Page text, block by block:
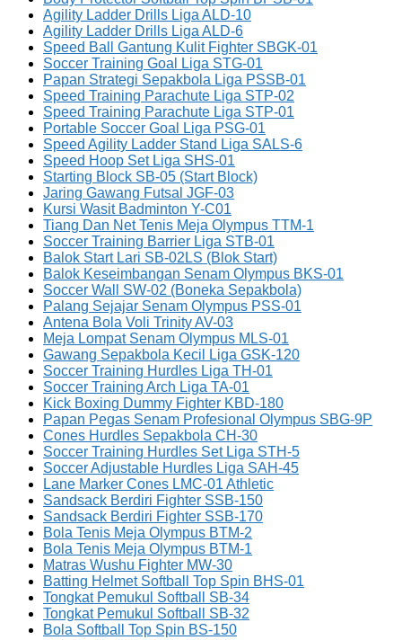
Agility Ladder Drills Liga ALD-10
Agility Ladder Drills Liga ALD-6
Speed Ball Gantung Kulit Fighter SBGK-01
Soccer Training Goal Liga STG-01
Papan Strategi Sepakbola Liga PSSB-01
Speed Training Parachute Liga STP-02
Speed Training Parachute Liga STP-01
Portable Soccer Goal Liga PSG-01
Speed Agility Ladder Stand Liga SALS-6
Speed Hoop Set Liga SHS-01
Starting Block SB-05 (Start Block)
Jaring Gawang Futsal JGF-03
Kursi Wasit Badminton Y-C01
Tiang Dan Net Tenis Meja Olympus TTM-1
Soccer Training Barrier Liga STB-01
Balok Start Lari SB-02LS (Blok Start)
Balok Keseimbangan Senam Olympus BKS-01
Soccer Wall SW-02 (Boneka Sepakbola)
Palang Sejajar Senam Olympus PSS-01
Antena Bola Voli Trinity AV-03
Meja Lompat Senam Olympus MLS-01
Gawang Sepakbola Kecil Liga GSK-120
Soccer Training Hurdles Liga TH-01
Soccer Training Arch Liga TA-01
Kick Boxing Dummy Fighter KBD-180
Papan Pegas Senam Profesional Olympus SBG-9P
Cones Hurdles Sepakbola CH-30
Soccer Training Hurdles Set Liga STH-5
Soccer Adjustable Hurdles Liga SAH-45
Lane Marker Cones LMC-01 Athletic
Sandsack Berdiri Fighter SSB-150
Sandsack Berdiri Fighter SSB-170
Bola Tenis Meja Olympus BTM-2
Bola Tenis Meja Olympus BTM-1
Matras Wushu Fighter MW-30
Batting Helmet Softball Top Spin BHS-01
Tongkat Pemukul Softball SB-34
Tongkat Pemukul Softball SB-32
Bola Softball Top Spin BS-150